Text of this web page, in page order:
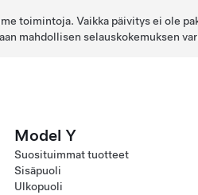
toimintoja. Vaikka päivitys ei ole
mahdollisen selauskokemuksen
Model Y
Suosituimmat tuotteet
Sisäpuoli
Ulkopuoli